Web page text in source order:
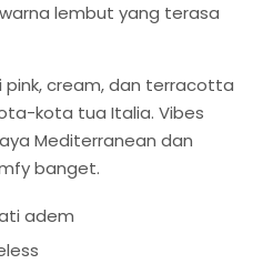
lembut yang terasa
cream, dan terracotta
kota tua Italia. Vibes
Mediterranean dan
banget.
adem